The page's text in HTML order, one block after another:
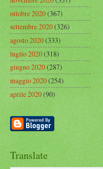
ottobre 2020(367)
settembre 2020(326)
agosto 2020(333)
luglio 2020(318)
giugno 2020(287)
maggio 2020(254)
aprile 2020(90)
Translate